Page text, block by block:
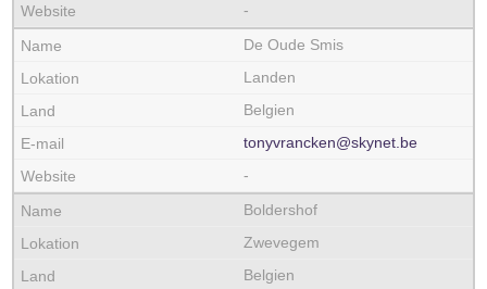
-
De Oude Smis
Landen
Belgien
tonyvrancken@skynet.be
-
Boldershof
Zwevegem
Belgien